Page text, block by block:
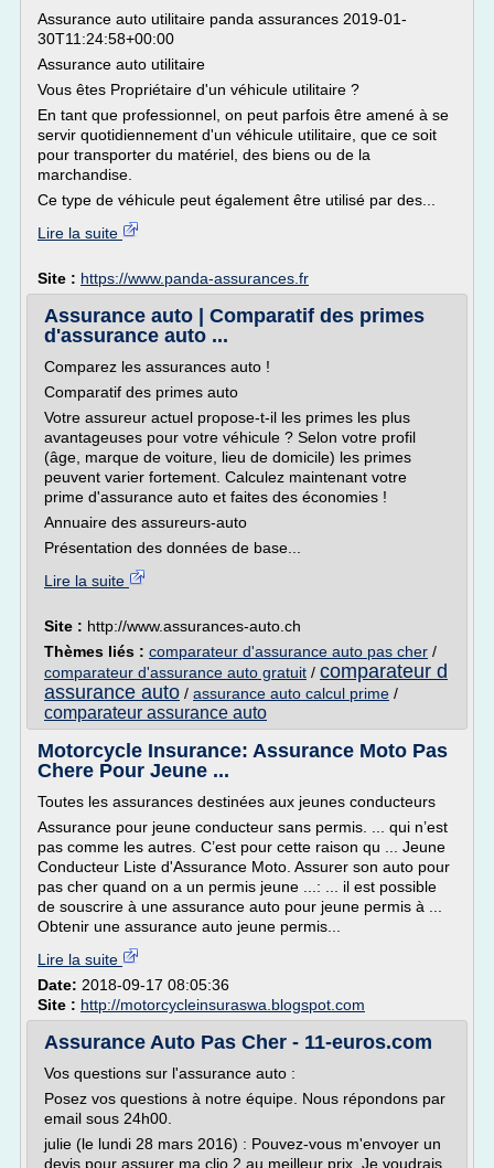
Assurance auto utilitaire panda assurances 2019-01-
30T11:24:58+00:00
Assurance auto utilitaire
Vous êtes Propriétaire d'un véhicule utilitaire ?
En tant que professionnel, on peut parfois être amené à se
servir quotidiennement d'un véhicule utilitaire, que ce soit
pour transporter du matériel, des biens ou de la
marchandise.
Ce type de véhicule peut également être utilisé par des...
Lire la suite
Site : https://www.panda-assurances.fr
Assurance auto | Comparatif des primes
d'assurance auto ...
Comparez les assurances auto !
Comparatif des primes auto
Votre assureur actuel propose-t-il les primes les plus
avantageuses pour votre véhicule ? Selon votre profil
(âge, marque de voiture, lieu de domicile) les primes
peuvent varier fortement. Calculez maintenant votre
prime d'assurance auto et faites des économies !
Annuaire des assureurs-auto
Présentation des données de base...
Lire la suite
Site : http://www.assurances-auto.ch
Thèmes liés : comparateur d'assurance auto pas cher /
comparateur d'assurance auto gratuit / comparateur d
assurance auto / assurance auto calcul prime /
comparateur assurance auto
Motorcycle Insurance: Assurance Moto Pas
Chere Pour Jeune ...
Toutes les assurances destinées aux jeunes conducteurs
Assurance pour jeune conducteur sans permis. ... qui n’est
pas comme les autres. C’est pour cette raison qu ... Jeune
Conducteur Liste d'Assurance Moto. Assurer son auto pour
pas cher quand on a un permis jeune ...: ... il est possible
de souscrire à une assurance auto pour jeune permis à ...
Obtenir une assurance auto jeune permis...
Lire la suite
Date: 2018-09-17 08:05:36
Site : http://motorcycleinsuraswa.blogspot.com
Assurance Auto Pas Cher - 11-euros.com
Vos questions sur l'assurance auto :
Posez vos questions à notre équipe. Nous répondons par
email sous 24h00.
julie (le lundi 28 mars 2016) : Pouvez-vous m'envoyer un
devis pour assurer ma clio 2 au meilleur prix. Je voudrais